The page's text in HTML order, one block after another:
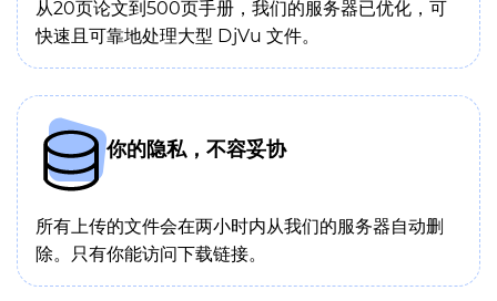
从20页论文到500页手册，我们的服务器已优化，可
快速且可靠地处理大型 DjVu 文件。
你的隐私，不容妥协
所有上传的文件会在两小时内从我们的服务器自动删
除。只有你能访问下载链接。